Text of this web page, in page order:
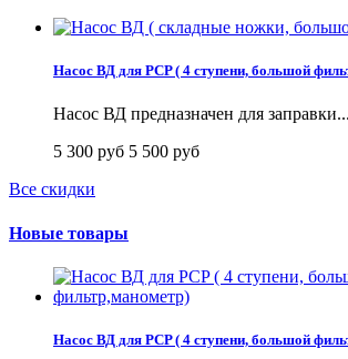
Насос ВД для PCP ( 4 ступени, большой
Насос ВД предназначен для заправки...
5 300 руб 5 500 руб
Все скидки
Новые товары
Насос ВД для PCP ( 4 ступени, большой